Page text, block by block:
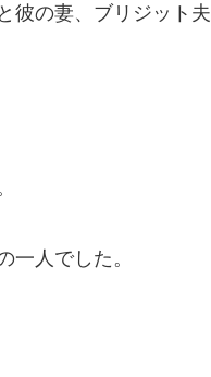
彼の妻、ブリジット夫
人でした。